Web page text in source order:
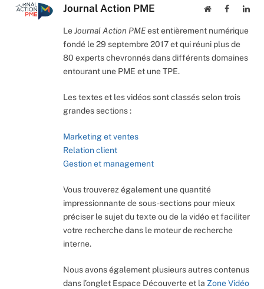
Journal Action PME WebsiteFacebook
LeJournal Action PMEest entièrement numérique
fondé le 29 septembre 2017 et qui réuni plus de
80 experts chevronnés dans différents domaines
entourant une PME et une TPE.
Les textes et les vidéos sont classés selon trois
grandes sections :
Marketing et ventes
Relation client
Gestion et management
Vous trouverez également une quantité
impressionnante de sous-sections pour mieux
préciser le sujet du texte ou de la vidéo et faciliter
votre recherche dans le moteur de recherche
interne.
Nous avons également plusieurs autres contenus
dans l’onglet Espace Découverte et la Zone Vidéo